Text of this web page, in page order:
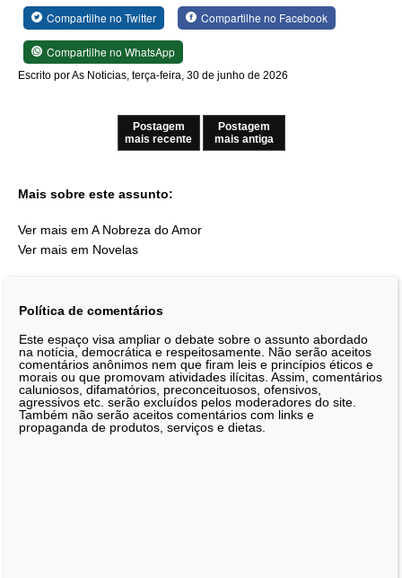
Compartilhe no Twitter Compartilhe no Facebook
Compartilhe no WhatsApp
Escrito por As Noticias, terça-feira, 30 de junho de 2026
Postagem
mais recente
Postagem
mais antiga
Mais sobre este assunto:
Ver mais em A Nobreza do Amor
Ver mais em Novelas
Política de comentários
Este espaço visa ampliar o debate sobre o assunto abordado
na notícia, democrática e respeitosamente. Não serão aceitos
comentários anônimos nem que firam leis e princípios éticos e
morais ou que promovam atividades ilícitas. Assim, comentários
caluniosos, difamatórios, preconceituosos, ofensivos,
agressivos etc. serão excluídos pelos moderadores do site.
Também não serão aceitos comentários com links e
propaganda de produtos, serviços e dietas.